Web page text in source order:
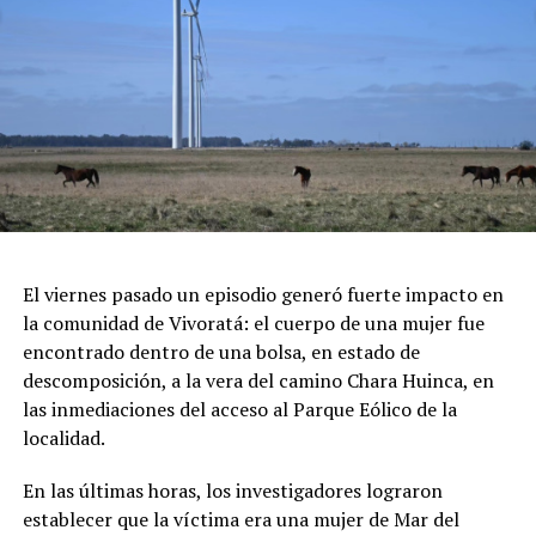
de Chocolate" y al "Mejor Postre", sumado a grandes
Feria de Artesanos y Emprendedores: Un paseo cultural
repleto de arte y diseño local cobijado por el histórico
pinar.
Espectáculos y Área Kids: Shows de artistas locales e
invitados en el escenario principal, junto a una zona
dedicada exclusivamente al entretenimiento infantil con
arboledas y dejarse tentar por una taza de chocolate
caliente mientras se disfruta de buena música es el plan
perfecto para escaparse de la rutina este fin de semana
largo.
INFORMACIÓN GENERAL DEL EVENTO
Evento: 30° Fiesta Nacional del Chocolate Artesanal
(ChocoGesell)
El viernes pasado un episodio generó fuerte impacto en
la comunidad de Vivoratá: el cuerpo de una mujer fue
encontrado dentro de una bolsa, en estado de
descomposición, a la vera del camino Chara Huinca, en
las inmediaciones del acceso al Parque Eólico de la
localidad.
En las últimas horas, los investigadores lograron
establecer que la víctima era una mujer de Mar del